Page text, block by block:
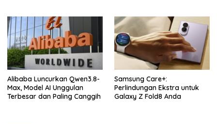
Alibaba Luncurkan Qwen3.8-
Max, Model AI Unggulan
Terbesar dan Paling Canggih
Samsung Care+:
Perlindungan Ekstra untuk
Galaxy Z Fold8 Anda